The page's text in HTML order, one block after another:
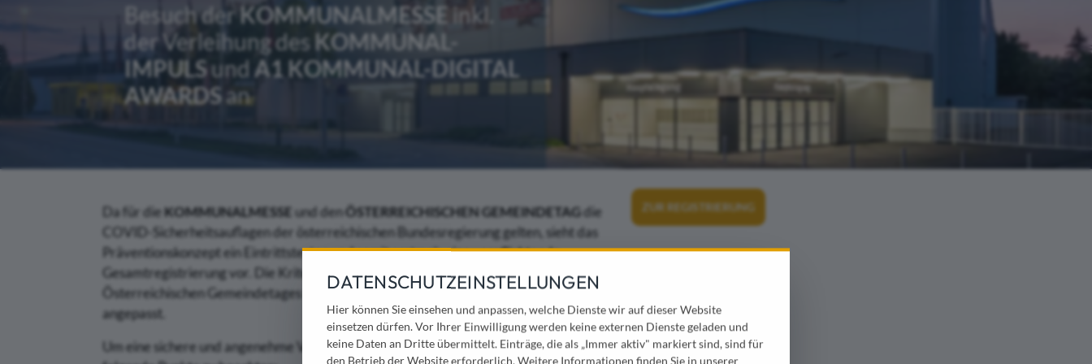
Besuch der KOMMUNALMESSE inkl.
der Verleihung des KOMMUNAL-
IMPULSund A1 KOMMUNAL-DIGITAL
AWARDSan
Da für dieKOMMUNALMESSE und denÖSTERREICHISCHEN GEMEINDETAGdie
COVID-Sicherheitsauflagen der österreichischen Bundesregierung gelten, sieht das
Präventionskonzept ein Eintrittstesten und somit erstmals eine verpflichtende
Gesamtregistrierung vor. Die Kriterien zur Abhaltung der Kommunalmesse und des
Österreichischen Gemeindetages wurden aufgrund des vorliegenden Bescheides
angepasst.
Um eine sichere und angenehme Veranstaltung zu garantieren, bitten wir Sie,
ZUR REGISTRIERUNG
DATENSCHUTZEINSTELLUNGEN
Hier können Sie einsehen und anpassen, welche Dienste wir auf dieser Website
einsetzen dürfen. Vor Ihrer Einwilligung werden keine externen Dienste geladen und
keine Daten an Dritte übermittelt. Einträge, die als „Immer aktiv" markiert sind, sind für
den Betrieb der Website erforderlich. Weitere Informationen finden Sie in unserer